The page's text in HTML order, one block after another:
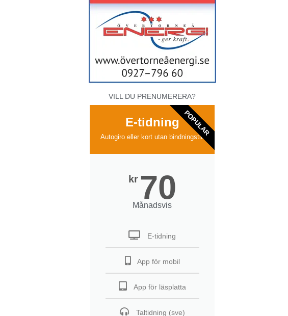
VILL DU PRENUMERERA?
E-tidning
Autogiro eller kort utan bindningstid
kr 70
Månadsvis
E-tidning
App för mobil
App för läsplatta
Taltidning (sve)
POPULAR